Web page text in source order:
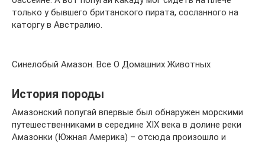
только у бывшего британского пирата, сосланного на
каторгу в Австралию.
Синелобый Амазон. Все О Домашних Животных
История породы
Амазонский попугай впервые был обнаружен морскими
путешественниками в середине ХIХ века в долине реки
Амазонки (Южная Америка) – отсюда произошло и